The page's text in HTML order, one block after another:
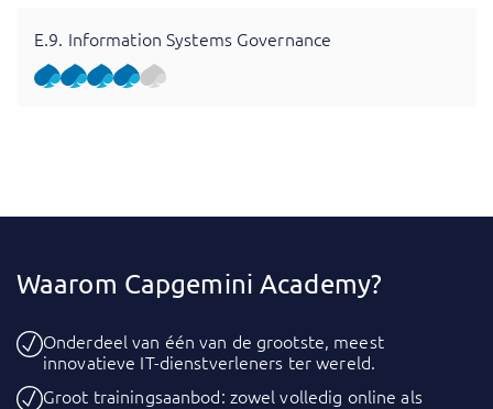
E.9. Information Systems Governance
Waarom Capgemini Academy?
Onderdeel van één van de grootste, meest
innovatieve IT-dienstverleners ter wereld.
Groot trainingsaanbod: zowel volledig online als